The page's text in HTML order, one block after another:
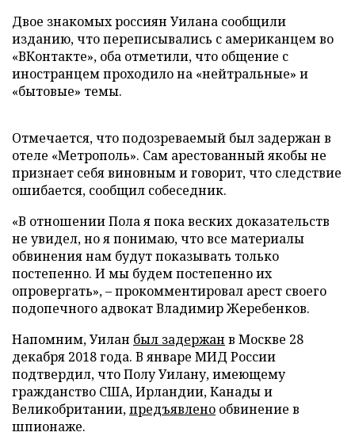
Двое знакомых россиян Уилана сообщили
изданию, что переписывались с американцем во
«ВКонтакте», оба отметили, что общение с
иностранцем проходило на «нейтральные» и
«бытовые» темы.
Отмечается, что подозреваемый был задержан в
отеле «Метрополь». Сам арестованный якобы не
признает себя виновным и говорит, что следствие
ошибается, сообщил собеседник.
«В отношении Пола я пока веских доказательств
не увидел, но я понимаю, что все материалы
обвинения нам будут показывать только
постепенно. И мы будем постепенно их
опровергать», – прокомментировал арест своего
подопечного адвокат Владимир Жеребенков.
Напомним, Уилан был задержан в Москве 28
декабря 2018 года. В январе МИД России
подтвердил, что Полу Уилану, имеющему
гражданство США, Ирландии, Канады и
Великобритании,предъявлено обвинение в
шпионаже.